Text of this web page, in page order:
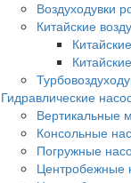
Воздуходувки
Китайские
Гидравлические
Вертикальные
Консольные
Погружные
Центробежные